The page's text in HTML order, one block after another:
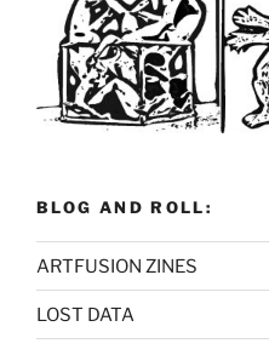
BLOG AND ROLL:
ARTFUSION ZINES
LOST DATA